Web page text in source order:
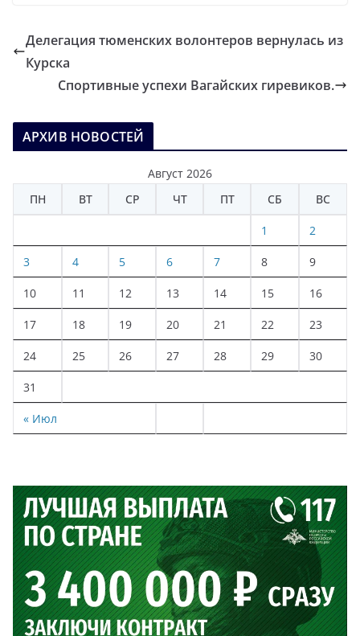
Делегация тюменских волонтеров вернулась из
Курска
Спортивные успехи Вагайских гиревиков.
АРХИВ НОВОСТЕЙ
Август 2026
ПН
ВТ СР ЧТ ПТ СБ ВС
« Июл
1 2
3 4 5 6 7 8 9
10 11 12 13 14 15 16
17 18 19 20 21 22 23
24 25 26 27 28 29 30
31